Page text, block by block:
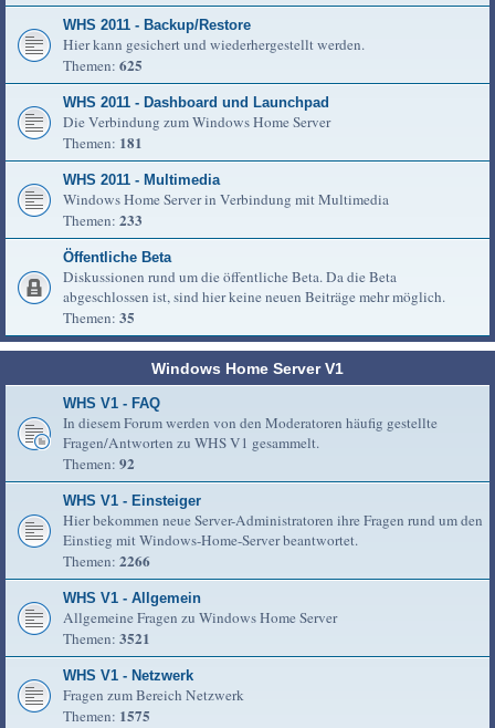
WHS 2011 - Backup/Restore
Hier kann gesichert und wiederhergestellt werden.
Themen: 625
WHS 2011 - Dashboard und Launchpad
Die Verbindung zum Windows Home Server
Themen: 181
WHS 2011 - Multimedia
Windows Home Server in Verbindung mit Multimedia
Themen: 233
Öffentliche Beta
Diskussionen rund um die öffentliche Beta. Da die Beta
abgeschlossen ist, sind hier keine neuen Beiträge mehr möglich.
Themen: 35
Windows Home Server V1
WHS V1 - FAQ
In diesem Forum werden von den Moderatoren häufig gestellte
Fragen/Antworten zu WHS V1 gesammelt.
Themen: 92
WHS V1 - Einsteiger
Hier bekommen neue Server-Administratoren ihre Fragen rund um den
Einstieg mit Windows-Home-Server beantwortet.
Themen: 2266
WHS V1 - Allgemein
Allgemeine Fragen zu Windows Home Server
Themen: 3521
WHS V1 - Netzwerk
Fragen zum Bereich Netzwerk
Themen: 1575